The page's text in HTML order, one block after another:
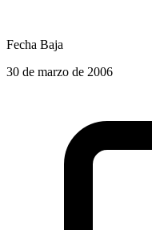
Fecha Baja
30 de marzo de 2006